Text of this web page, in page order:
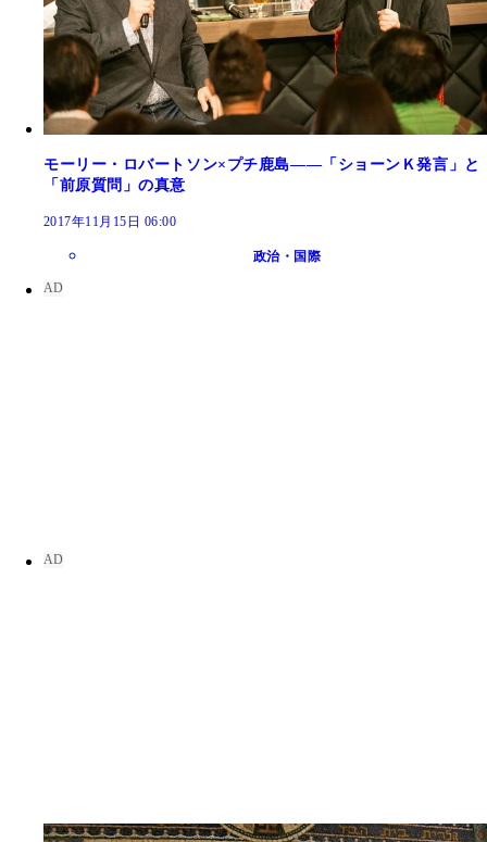
モーリー・ロバートソン×プチ鹿島――「ショーンＫ発言」と
「前原質問」の真意
2017年11月15日 06:00
政治・国際